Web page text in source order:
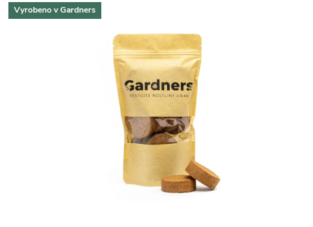
Vyrobeno v Gardners